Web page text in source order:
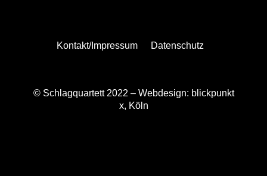
Kontakt/Impressum Datenschutz
© Schlagquartett 2022 – Webdesign: blickpunkt
x, Köln